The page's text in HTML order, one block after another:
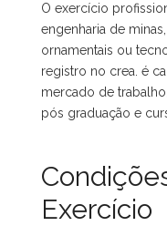
O exercício
engenharia de
ornamentais ou
registro no crea. é
mercado de
pós graduação e
Exercício